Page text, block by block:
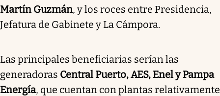
Martín Guzmán, y los roces entre Presidencia,
Jefatura de Gabinete y La Cámpora.
Las principales beneficiarias serían las
generadoras Central Puerto, AES, Enel y Pampa
Energía, que cuentan con plantas relativamente